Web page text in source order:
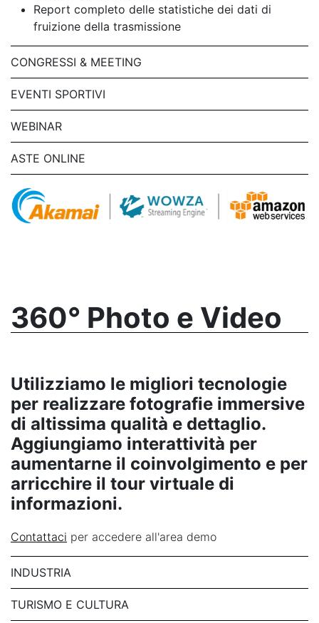
Report completo delle statistiche dei dati di
fruizione della trasmissione
CONGRESSI & MEETING
EVENTI SPORTIVI
WEBINAR
ASTE ONLINE
360° Photo e Video
Utilizziamo le migliori tecnologie
per realizzare fotografie immersive
di altissima qualità e dettaglio.
Aggiungiamo interattività per
aumentarne il coinvolgimento e per
arricchire il tour virtuale di
informazioni.
Contattaci per accedere all'area demo
INDUSTRIA
TURISMO E CULTURA